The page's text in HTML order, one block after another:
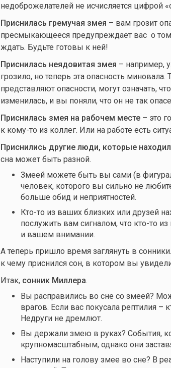
недоброжелателей не исчисляется цифрой
Приснилась гремучая змея – вам грозит
пресмыкающееся предупреждает вас о том,
ждать. Будьте готовы к ней!
Приснилась неядовитая змея – например,
грозило, но теперь эта опасность
представляют опасности, могут означать,
изменилась, и вы поняли, что он не так
Приснилась змея на рабочем месте– это
к кому-то из коллег. Или на работе есть
Приснились другие люди, которые
сна может быть разной.
Змеей можете быть вы сами (в
человек, которого вы сильно не
больше обид и неприятностей.
Кто-то из ваших близких или друзей
послужить вам сигналом, что кто-то из
и вашем внимании.
А теперь пришло время заглянуть в
к чему приснился сон, в котором вы
Итак, сонник Миллера.
Вы расправились во сне со змеей?
врагов. Если вас покусала рептилия –
Недруги не дремлют.
Вы держали змею в руках? События,
крупномасштабным, однако они
Наступили на голову змее во сне? В